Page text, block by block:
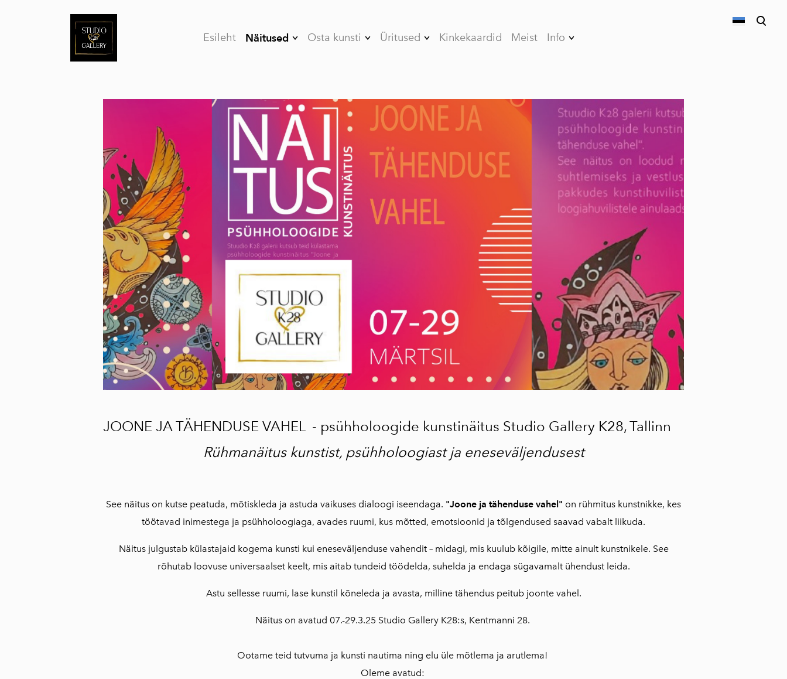
Esileht Näitused
- 07/26 Päikese
poole kaldu
- 06/26 Enne
nostalgiat
- 05/26 Kergustes
- 04/26 Tunnete
gravitatsioon
- 03/26
Psühholoogilised
metafoorid
- 02/26
Spaateldatud
maastikud - Karl-
Erik Talvet
-01/26 Protsessis -
NÄITUSED
Osta kunsti Üritused
Erapeod
Stuudio rent
Kinkekaardid Meist Info
Müügi- ja
kasutustingimused
JOONE JA TÄHENDUSE VAHEL - psühholoogide kunstinäitus Studio Gallery K28, Tallinn
Rühmanäitus kunstist, psühholoogiast ja eneseväljendusest
See näitus on kutse peatuda, mõtiskleda ja astuda vaikuses dialoogi iseendaga. "Joone ja tähenduse vahel" on rühmitus kunstnikke, kes
töötavad inimestega ja psühholoogiaga, avades ruumi, kus mõtted, emotsioonid ja tõlgendused saavad vabalt liikuda.
Näitus julgustab külastajaid kogema kunsti kui eneseväljenduse vahendit – midagi, mis kuulub kõigile, mitte ainult kunstnikele. See
rõhutab loovuse universaalset keelt, mis aitab tundeid töödelda, suhelda ja endaga sügavamalt ühendust leida.
Astu sellesse ruumi, lase kunstil kõneleda ja avasta, milline tähendus peitub joonte vahel.
Näitus on avatud 07.-29.3.25 Studio Gallery K28:s, Kentmanni 28.
Ootame teid tutvuma ja kunsti nautima ning elu üle mõtlema ja arutlema!
Oleme avatud: